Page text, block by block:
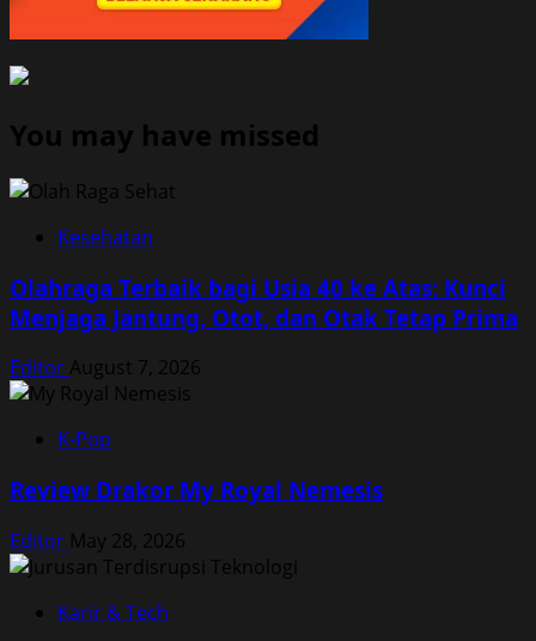
You may have missed
Kesehatan
Olahraga Terbaik bagi Usia 40 ke Atas: Kunci
Menjaga Jantung, Otot, dan Otak Tetap Prima
Editor August 7, 2026
K-Pop
Review Drakor My Royal Nemesis
Editor May 28, 2026
Karir & Tech